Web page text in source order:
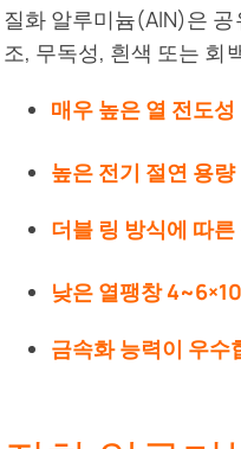
질화 알루미늄(AlN)은
조, 무독성, 흰색 또는 회
매우 높은 열 전도성
높은 전기 절연 용량
더블 링 방식에 따
낮은 열팽창 4~6×10
금속화 능력이 우수